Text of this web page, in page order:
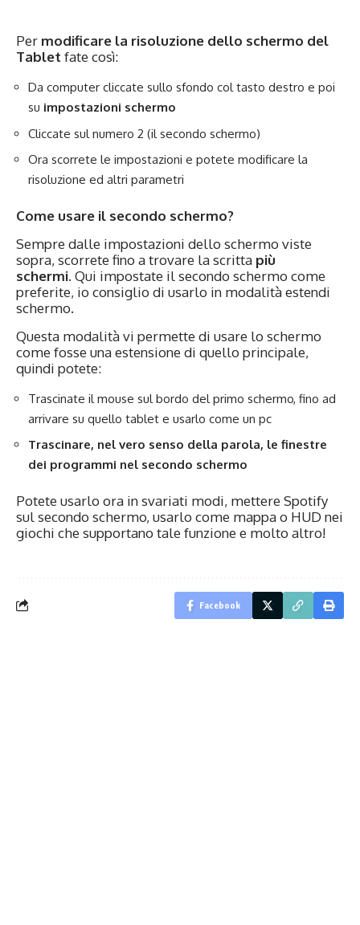
Per modificare la risoluzione dello schermo del
Tablet fate così:
Da computer cliccate sullo sfondo col tasto destro e poi
su impostazioni schermo
Cliccate sul numero 2 (il secondo schermo)
Ora scorrete le impostazioni e potete modificare la
risoluzione ed altri parametri
Come usare il secondo schermo?
Sempre dalle impostazioni dello schermo viste
sopra, scorrete fino a trovare la scritta più
schermi. Qui impostate il secondo schermo come
preferite, io consiglio di usarlo in modalità estendi
schermo.
Questa modalità vi permette di usare lo schermo
come fosse una estensione di quello principale,
quindi potete:
Trascinate il mouse sul bordo del primo schermo, fino ad
arrivare su quello tablet e usarlo come un pc
Trascinare, nel vero senso della parola, le finestre
dei programmi nel secondo schermo
Potete usarlo ora in svariati modi, mettere Spotify
sul secondo schermo, usarlo come mappa o HUD nei
giochi che supportano tale funzione e molto altro!
Facebook